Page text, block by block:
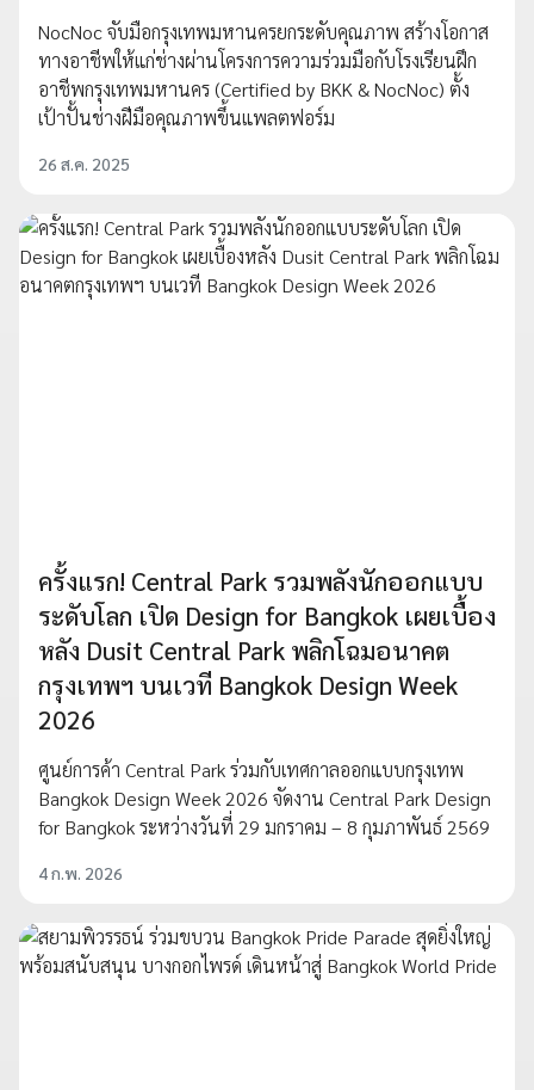
NocNoc จับมือกรุงเทพมหานครยกระดับคุณภาพ สร้างโอกาส
ทางอาชีพให้แก่ช่างผ่านโครงการความร่วมมือกับโรงเรียนฝึก
อาชีพกรุงเทพมหานคร (Certified by BKK & NocNoc) ตั้ง
เป้าปั้นช่างฝีมือคุณภาพขึ้นแพลตฟอร์ม
26 ส.ค. 2025
ครั้งแรก! Central Park รวมพลังนักออกแบบ
ระดับโลก เปิด Design for Bangkok เผยเบื้อง
หลัง Dusit Central Park พลิกโฉมอนาคต
กรุงเทพฯ บนเวที Bangkok Design Week
2026
ศูนย์การค้า Central Park ร่วมกับเทศกาลออกแบบกรุงเทพ
Bangkok Design Week 2026 จัดงาน Central Park Design
for Bangkok ระหว่างวันที่ 29 มกราคม – 8 กุมภาพันธ์ 2569
4 ก.พ. 2026